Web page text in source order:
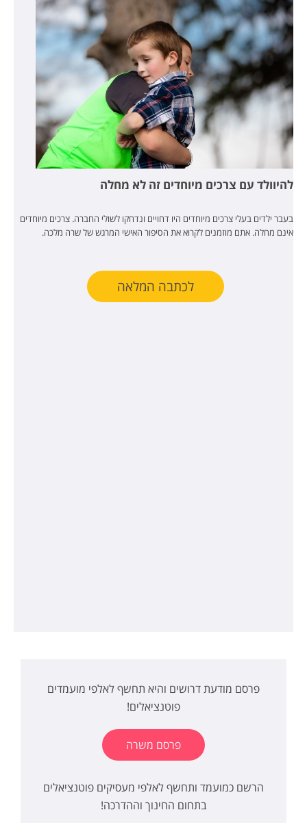
להיוולד עם צרכים מיוחדים זה לא מחלה
בעבר ילדים בעלי צרכים מיוחדים היו דחויים ונדחקו לשולי החברה. צרכים מיוחדים
אינם מחלה. אתם מוזמנים לקרוא את הסיפור האישי המרגש של שרה מלכה.
לכתבה המלאה
פרסם מודעת דרושים והיא תחשף לאלפי מועמדים
פוטנציאלים!
פרסם משרה
הרשם כמועמד ותחשף לאלפי מעסיקים פוטנציאלים
בתחום החינוך וההדרכה!